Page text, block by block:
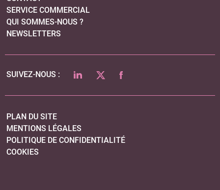
MENTIONS LÉGALES
POLITIQUE DE CONFIDENTIALITÉ
COOKIES